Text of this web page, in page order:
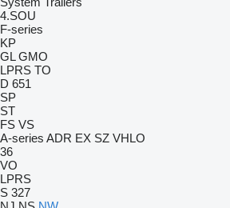
4.SOU
F-series
KP
GL GMO
LPRS TO
D 651
SP
ST
FS VS
A-series ADR EX SZ VHLO
36
VO
LPRS
S 327